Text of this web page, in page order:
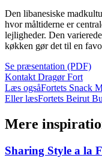
Den libanesiske
hvor måltiderne er
lejligheder. Den
køkken gør det til en
Se præsentation (PDF)
Kontakt Dragør Fort
Læs ogsåFortets Snack
Eller læsFortets Beirut
Mere
Sharing Style a la